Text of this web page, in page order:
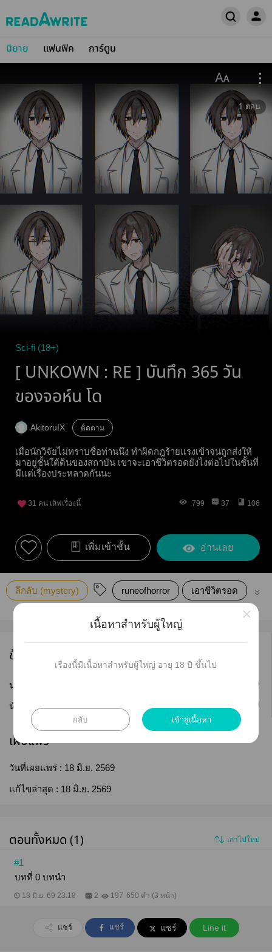
นิยาย แฟนฟิค การ์ตูน
1 ตอน
Sci-fi (18+)
[ UNKOWN : RE ] บันทึก 365 วัน
ของจอห์น โด
AkitoruIX ติดตาม
เมื่อนักวิจัยไม่ทราบชื่อท่านนึง ทำผิดกฎร้ายแรงเข้าจนถูกส่งให้
มาอยู่ชั้นใต้ดินของสถาบัน เขาจะเอาชีวิตรอดยังไงต่อไปในชั้นที่
มีแต่เรื่องประหลาดกันนะ
31 คน เลิฟเรื่องนี้ 799 37 106
เพิ่มเข้าชั้น อ่านเลย
ลึกลับ (mystery) runeofhorror เอาชีวิตรอด
ข้อมูลนักเขียน
นามปากกา :
นักเขียน :akitoruI7961
เผยแพร่
วันที่เผยแพร่ : 18 มิ.ย. 2569
แก้ไขล่าสุด : 18 มิ.ย. 2569
ตอนทั้งหมด (1) เก่าไปใหม่
#1
บทที่ 0 บทนำ
18 มิ.ย. 69 23:18 2 197 650 คำ (3 หน้า)
แชร์ แชร์ แชร์ Line it
เนื้อหาสำหรับผู้ใหญ่
เรื่องนี้มีเนื้อหาสำหรับผู้ใหญ่ อายุ 18 ปี ขึ้นไป
กลับ เข้าสู่เนื้อหา
×